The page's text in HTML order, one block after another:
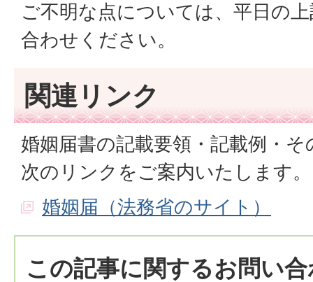
ご不明な点については、平日の
合わせください。
関連リンク
婚姻届書の記載要領・記載例・
次のリンクをご案内いたします。
婚姻届（法務省のサイト）
この記事に関するお問い